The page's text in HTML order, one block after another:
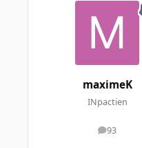
maximeK
INpactien
93
messages